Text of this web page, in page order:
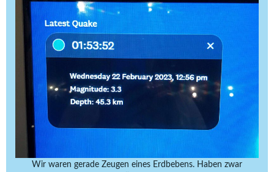
Wir waren gerade Zeugen eines Erdbebens. Haben zwar